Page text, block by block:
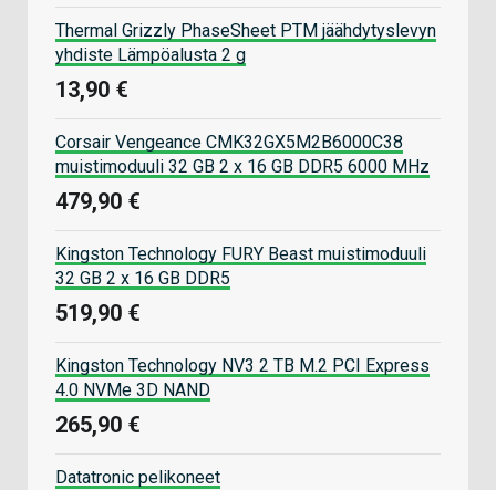
Thermal Grizzly PhaseSheet PTM jäähdytyslevyn
yhdiste Lämpöalusta 2 g
13,90 €
Corsair Vengeance CMK32GX5M2B6000C38
muistimoduuli 32 GB 2 x 16 GB DDR5 6000 MHz
479,90 €
Kingston Technology FURY Beast muistimoduuli
32 GB 2 x 16 GB DDR5
519,90 €
Kingston Technology NV3 2 TB M.2 PCI Express
4.0 NVMe 3D NAND
265,90 €
Datatronic pelikoneet